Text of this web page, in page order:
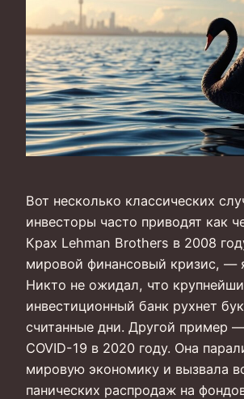
Вот несколько классических
инвесторы часто приводят как
Крах Lehman Brothers в 2008
мировой финансовый кризис, —
Никто не ожидал, что
инвестиционный банк рухнет
считанные дни. Другой пример
COVID-19 в 2020 году. Она
мировую экономику и вызвала
панических распродаж на